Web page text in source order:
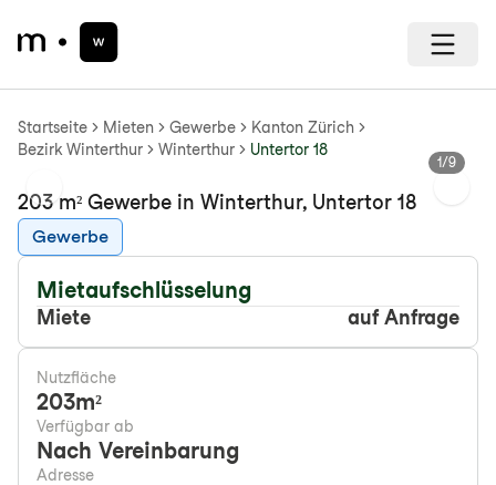
Startseite Mieten Gewerbe
Kanton Zürich
Bezirk Winterthur
Winterthur Untertor 18
Previous slide
1/9
203 m² Gewerbe in Winterthur, Untertor 18
Gewerbe
Mietaufschlüsselung
Miete auf Anfrage
Nutzfläche
203m²
Verfügbar ab
Nach Vereinbarung
Adresse